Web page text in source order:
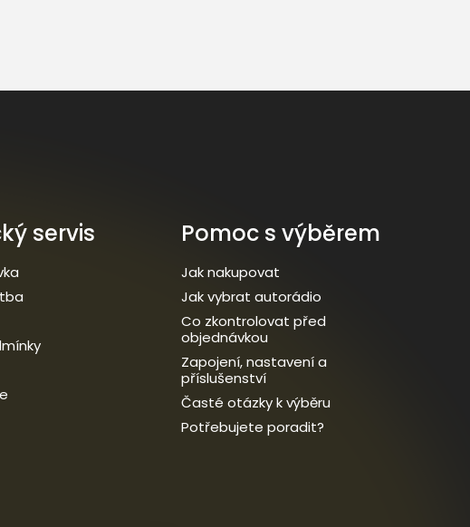
servis Pomoc s výběrem
Jak nakupovat
Jak vybrat autorádio
Co zkontrolovat před
objednávkou
Zapojení, nastavení a
příslušenství
Časté otázky k výběru
Potřebujete poradit?